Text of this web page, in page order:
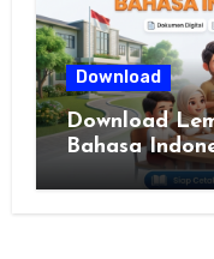
Download
Download
Bahasa
– Bank Soal